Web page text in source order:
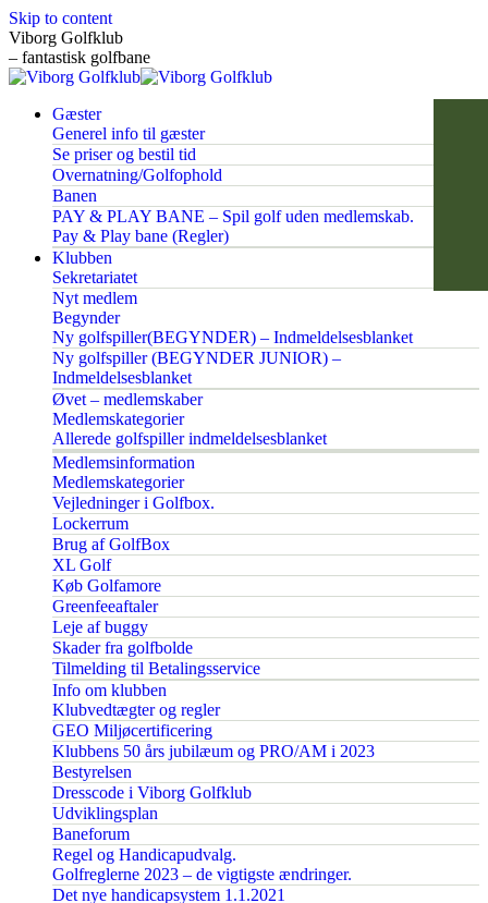
Skip to content
Viborg Golfklub
– fantastisk golfbane
Gæster
Generel info til gæster
Se priser og bestil tid
Overnatning/Golfophold
Banen
PAY & PLAY BANE – Spil golf uden medlemskab.
Pay & Play bane (Regler)
Klubben
Sekretariatet
Nyt medlem
Begynder
Ny golfspiller(BEGYNDER) – Indmeldelsesblanket
Ny golfspiller (BEGYNDER JUNIOR) –
Indmeldelsesblanket
Øvet – medlemskaber
Medlemskategorier
Allerede golfspiller indmeldelsesblanket
Medlemsinformation
Medlemskategorier
Vejledninger i Golfbox.
Lockerrum
Brug af GolfBox
XL Golf
Køb Golfamore
Greenfeeaftaler
Leje af buggy
Skader fra golfbolde
Tilmelding til Betalingsservice
Info om klubben
Klubvedtægter og regler
GEO Miljøcertificering
Klubbens 50 års jubilæum og PRO/AM i 2023
Bestyrelsen
Dresscode i Viborg Golfklub
Udviklingsplan
Baneforum
Regel og Handicapudvalg.
Golfreglerne 2023 – de vigtigste ændringer.
Det nye handicapsystem 1.1.2021